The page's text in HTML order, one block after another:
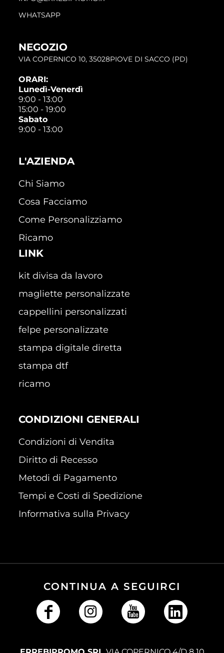
WHATSAPP
NEGOZIO
VIA COPERNICO 10, 35028PIOVE DI SACCO (PD)
ORARI:
Lunedì-Venerdì
9:00 - 13:00
15:00 - 19:00
Sabato
9:00 - 13:00
L'AZIENDA
Chi Siamo
Cosa Facciamo
Come Personalizziamo
Ricamo
LINK
kit divisa da lavoro
magliette personalizzate
cappellini personalizzati
felpe personalizzate
stampa digitale diretta
stampa dtf
ricamo
CONDIZIONI GENERALI
Condizioni di Vendita
Diritto di Recesso
Metodi di Pagamento
Tempi e Costi di Spedizione
Informativa sulla Privacy
CONTINUA A SEGUIRCI